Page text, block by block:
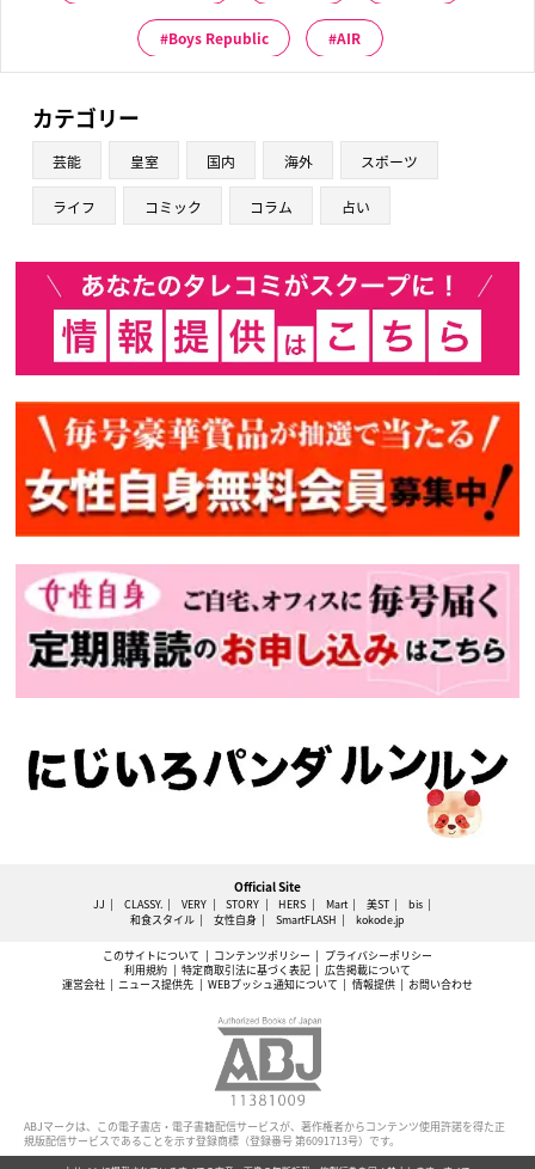
Boys Republic AIR
カテゴリー
芸能 皇室 国内 海外 スポーツ
ライフ コミック コラム 占い
Official Site
JJ CLASSY. VERY STORY HERS Mart 美ST
bis
和食スタイル
女性自身 SmartFLASH kokode.jp
このサイトについて コンテンツポリシー
プライバシーポリシー
利用規約
特定商取引法に基づく表記
広告掲載について
運営会社
ニュース提供先 WEBプッシュ通知について 情報提供 お問い合わせ
ABJマークは、この電子書店・電子書籍配信サービスが、著作権者からコンテンツ使用許諾を得た正
規版配信サービスであることを示す登録商標（登録番号 第6091713号）です。